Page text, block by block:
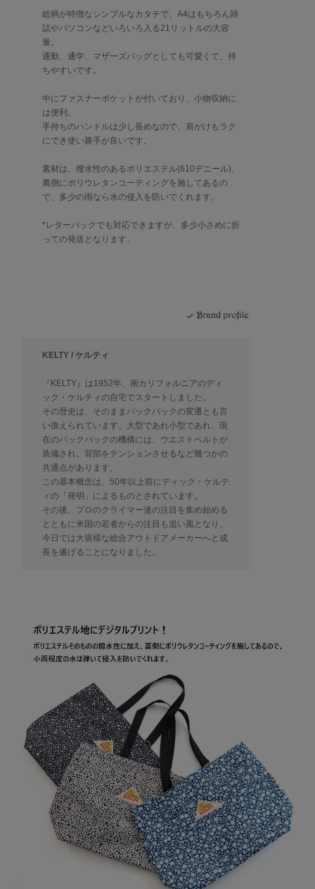
総柄が特徴なシンプルなカタチで、A4はもちろん雑
誌やパソコンなどいろいろ入る21リットルの大容
量。
通勤、通学、マザーズバッグとしても可愛くて、持
ちやすいです。
中にファスナーポケットが付いており、小物収納に
は便利。
手持ちのハンドルは少し長めなので、肩がけもラク
にでき使い勝手が良いです。
素材は、撥水性のあるポリエステル(610デニール)、
裏側にポリウレタンコーティングを施してあるの
で、多少の雨なら水の侵入を防いでくれます。
*レターパックでも対応できますが、多少小さめに折
っての発送となります。
KELTY / ケルティ
『KELTY』は1952年、南カリフォルニアのディ
ック・ケルティの自宅でスタートしました。
その歴史は、そのままバックパックの変遷とも言
い換えられています。大型であれ小型であれ、現
在のバックパックの機構には、ウエストベルトが
装備され、背部をテンションさせるなど幾つかの
共通点があります。
この基本概念は、50年以上前にディック・ケルテ
ィの「発明」によるものとされています。
その後、プロのクライマー達の注目を集め始める
とともに米国の若者からの注目も追い風となり、
今日では大規模な総合アウトドアメーカーへと成
長を遂げることになりました。